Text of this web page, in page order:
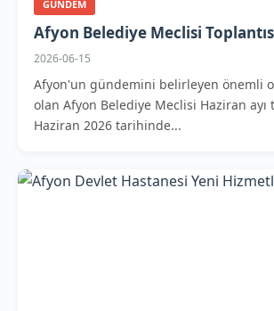
GUNDEM
Afyon Belediye Meclisi
2026-06-15
Afyon'un gündemini belirleyen önemli
olan Afyon Belediye Meclisi Haziran ayı
Haziran 2026 tarihinde...